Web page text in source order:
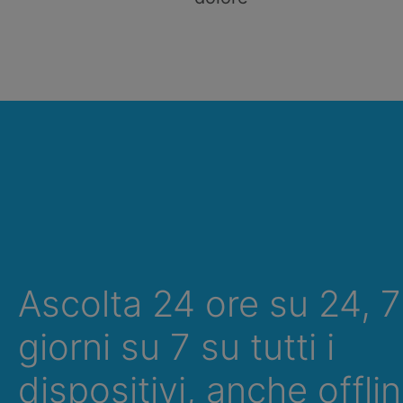
Ascolta 24 ore su 24, 7
giorni su 7 su tutti i
dispositivi, anche